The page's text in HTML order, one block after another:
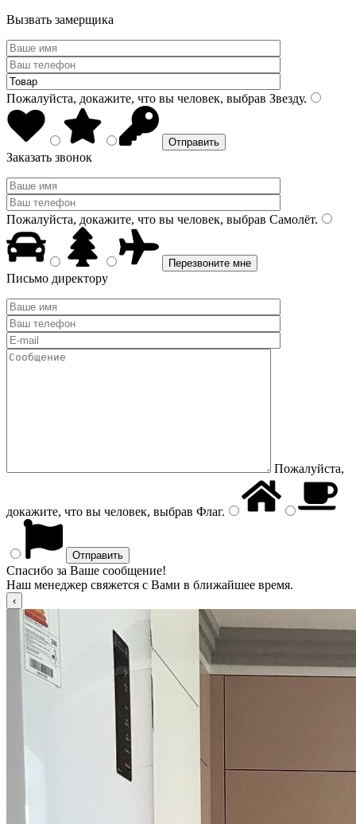
Вызвать замерщика
Пожалуйста, докажите, что вы человек, выбрав Звезду.
Заказать звонок
Пожалуйста, докажите, что вы человек, выбрав Самолёт.
Письмо директору
Пожалуйста,
докажите, что вы человек, выбрав Флаг.
Спасибо за Ваше сообщение!
Наш менеджер свяжется с Вами в ближайшее время.